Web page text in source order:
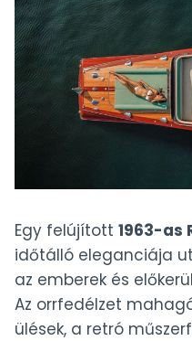
Egy felújított 1963-as
időtálló eleganciája
az emberek és
Az orrfedélzet
ülések, a retró